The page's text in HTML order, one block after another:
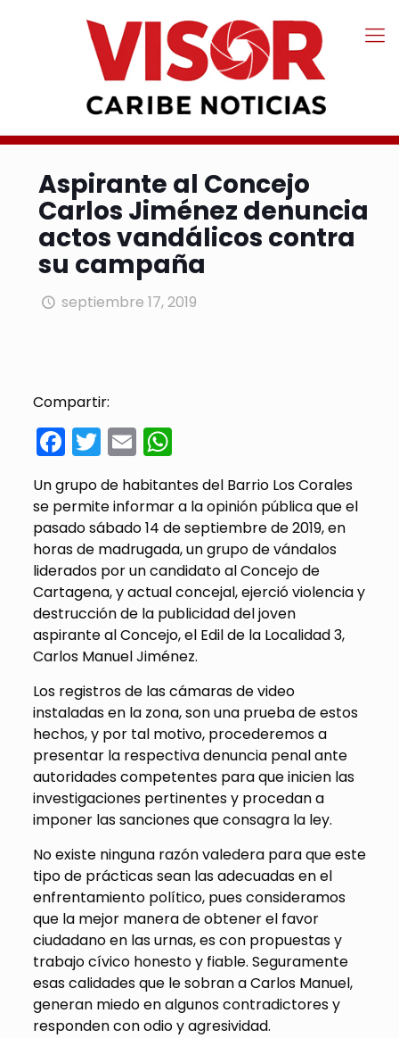
Aspirante al Concejo
Carlos Jiménez denuncia
actos vandálicos contra
su campaña
septiembre 17, 2019
Compartir:
Facebook
Twitter
EmailWhatsApp
Un grupo de habitantes del Barrio Los Corales
se permite informar a la opinión pública que el
pasado sábado 14 de septiembre de 2019, en
horas de madrugada, un grupo de vándalos
liderados por un candidato al Concejo de
Cartagena, y actual concejal, ejerció violencia y
destrucción de la publicidad del joven
aspirante al Concejo, el Edil de la Localidad 3,
Carlos Manuel Jiménez.
Los registros de las cámaras de video
instaladas en la zona, son una prueba de estos
hechos, y por tal motivo, procederemos a
presentar la respectiva denuncia penal ante
autoridades competentes para que inicien las
investigaciones pertinentes y procedan a
imponer las sanciones que consagra la ley.
No existe ninguna razón valedera para que este
tipo de prácticas sean las adecuadas en el
enfrentamiento político, pues consideramos
que la mejor manera de obtener el favor
ciudadano en las urnas, es con propuestas y
trabajo cívico honesto y fiable. Seguramente
esas calidades que le sobran a Carlos Manuel,
generan miedo en algunos contradictores y
responden con odio y agresividad.